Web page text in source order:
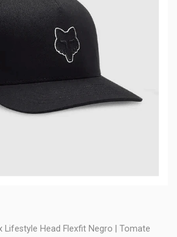
Lifestyle Head Flexfit Negro | Tomate